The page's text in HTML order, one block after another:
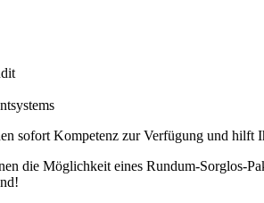
sofort Kompetenz zur Verfügung und hilft
die Möglichkeit eines Rundum-Sorglos-